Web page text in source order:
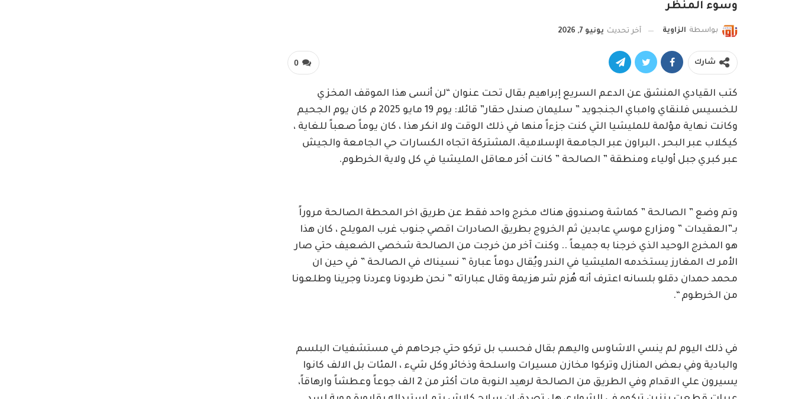
وسوء المنظر
بواسطة الزاوية آخر تحديث يونيو 7, 2026
0 شارك
كتب القيادي المنشق عن الدعم السريع إبراهيم بقال تحت عنوان “لن أنسى هذا الموقف المخزي
للخسيس فلنقاي وامباي الجنجويد ” سليمان صندل حقار” قائلا: يوم 19 مايو 2025 م كان يوم الجحيم
وكانت نهاية مؤلمة للمليشيا التي كنت جزءاً منها في ذلك الوقت ولا انكر هذا ، كان يوماً صعباً للغاية ،
كيكلاب عبر البحر ، البراون عبر الجامعة الإسلامية، المشتركة اتجاه الكسارات حي الجامعة والجيش
عبر كبري جبل أولياء ومنطقة ” الصالحة ” كانت أخر معاقل المليشيا في كل ولاية الخرطوم.
وتم وضع ” الصالحة ” كماشة وصندوق هناك مخرج واحد فقط عن طريق اخر المحطة الصالحة مروراً
بـ”العقيدات ” ومزارع موسي عابدين ثم الخروج بطريق الصادرات اقصي جنوب غرب المويلح ، كان هذا
هو المخرج الوحيد الذي خرجنا به جميعاً .. وكنت آخر من خرجت من الصالحة شخصي الضعيف حتي صار
الأمر ك المغارز يستخدمه المليشيا في الندر ويُقال دوماً عبارة ” نسيناك في الصالحة ” في حين ان
محمد حمدان دقلو بلسانه اعترف أنه هُزم شر هزيمة وقال عباراته ” نحن طردونا وعردنا وجرينا وطلعونا
من الخرطوم “.
في ذلك اليوم لم ينسي الاشاوس واليهم بقال فحسب بل تركو حتي جرحاهم في مستشفيات البلسم
والبادية وفي بعض المنازل وتركوا مخازن مسيرات واسلحة وذخائر وكل شيء ، المئات بل الالف كانوا
يسيرون علي الاقدام وفي الطريق من الصالحة لرهيد النوبة مات أكثر من 2 الف جوعاً وعطشاً وارهاقاً،